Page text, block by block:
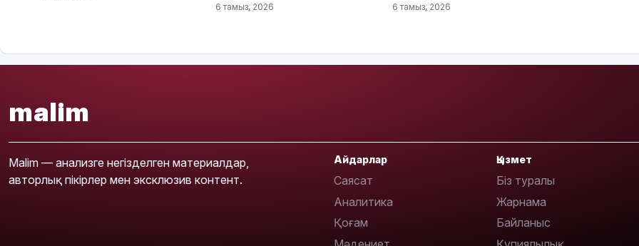
6 тамыз, 2026 6 тамыз, 2026
malim
Malim — анализге негізделген материалдар,
авторлық пікірлер мен эксклюзив контент.
Айдарлар
Саясат
Аналитика
Қоғам
Қызмет
Біз туралы
Жарнама
Байланыс